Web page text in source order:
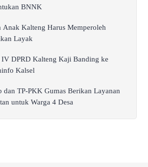
BNNK
Anak Kalteng Harus Memperoleh
Layak
DPRD Kalteng Kaji Banding ke
Kalsel
dan TP-PKK Gumas Berikan Layanan
untuk Warga 4 Desa